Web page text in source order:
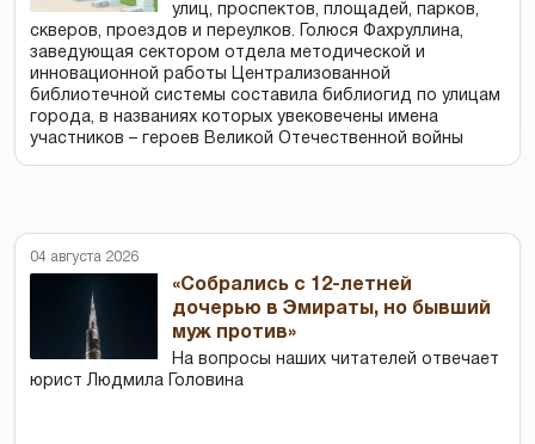
улиц, проспектов, площадей, парков,
скверов, проездов и переулков. Голюся Фахруллина,
заведующая сектором отдела методической и
инновационной работы Централизованной
библиотечной системы составила библиогид по улицам
города, в названиях которых увековечены имена
участников – героев Великой Отечественной войны
04 августа 2026
«Собрались с 12-летней
дочерью в Эмираты, но бывший
муж против»
На вопросы наших читателей отвечает
юрист Людмила Головина